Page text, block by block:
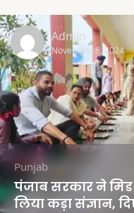
Admin
November 6, 2024
Punjab
पंजाब सरकार ने
लिया कड़ा संज्ञान,